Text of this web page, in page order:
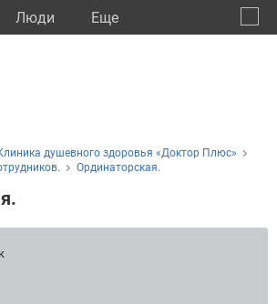
Люди Eще
душевного здоровья «Доктор Плюс»
Ординаторская.